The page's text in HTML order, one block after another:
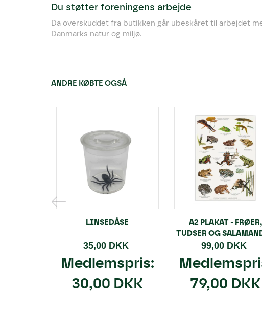
Du støtter foreningens arbejde
Da overskuddet fra butikken går ubeskåret til arbejdet
Danmarks natur og miljø.
ANDRE KØBTE OGSÅ
LINSEDÅSE
35,00 DKK
Medlemspris:
30,00 DKK
A2 PLAKAT - FRØER,
TUDSER OG
99,00 DKK
79,00 DKK